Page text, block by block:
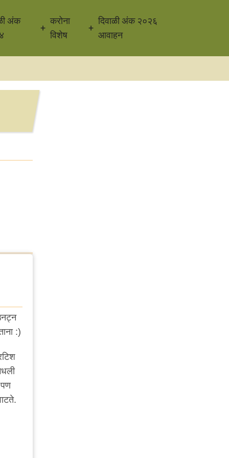
अंक
करोना
विशेष
दिवाळी अंक २०२६
आवाहन
:)
पण